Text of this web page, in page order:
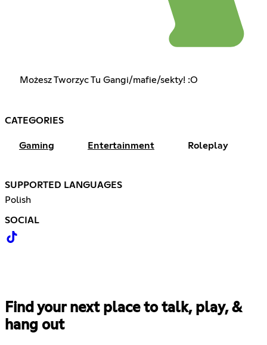
Możesz Tworzyc Tu Gangi/mafie/sekty! :O
CATEGORIES
Gaming Entertainment Roleplay
SUPPORTED LANGUAGES
Polish
SOCIAL
Find your next place to talk, play, &
hang out